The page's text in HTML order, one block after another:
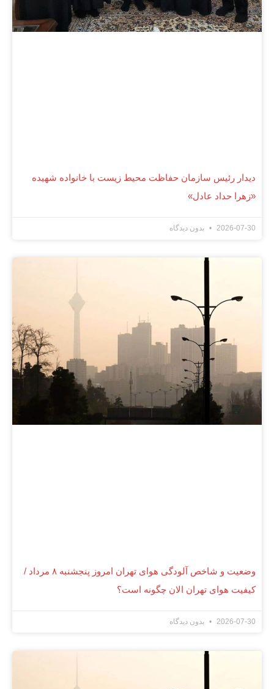
دیدار رئیس سازمان حفاظت محیط زیست با خانواده شهیده
«زهرا حداد عادل»
2026-07-30 بدون دیدگاه
وضعیت و شاخص آلودگی هوای تهران امروز پنجشنبه ۸ مرداد /
کیفیت هوای تهران الان چگونه است؟
2026-07-30 بدون دیدگاه